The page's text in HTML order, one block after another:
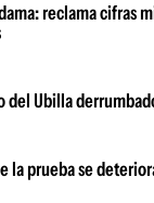
reclama cifras
Ubilla
la prueba se